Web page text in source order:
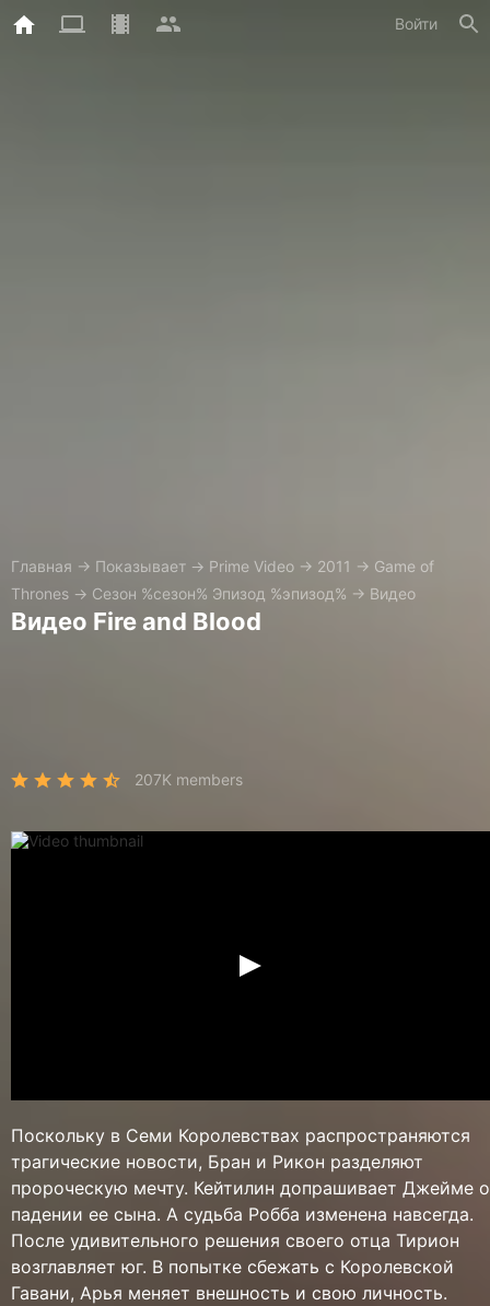
Войти
Главная → Показывает → Prime Video → 2011 → Game of
Thrones → Сезон %сезон% Эпизод %эпизод% → Видео
Видео Fire and Blood
207K members
Поскольку в Семи Королевствах распространяются
трагические новости, Бран и Рикон разделяют
пророческую мечту. Кейтилин допрашивает Джейме о
падении ее сына. А судьба Робба изменена навсегда.
После удивительного решения своего отца Тирион
возглавляет юг. В попытке сбежать с Королевской
Гавани, Арья меняет внешность и свою личность.